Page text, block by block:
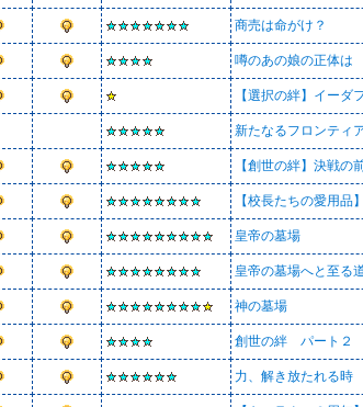
商売は命がけ？
噂のあの娘の正体は
【選択の絆】イーダ
新たなるフロンティ
【創世の絆】決戦
【校長たちの愛用品
皇帝の墓場
皇帝の墓場へと至る
神の墓場
創世の絆 パート２
力、解き放たれる時